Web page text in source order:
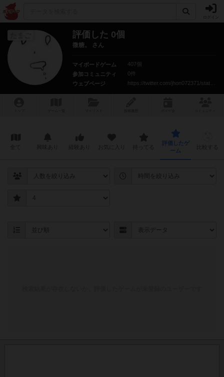
評価した 0個
微糖。 さん
マイボードゲーム
407個
参加コミュニティ
0件
ウェブページ
評価したゲ
ーム